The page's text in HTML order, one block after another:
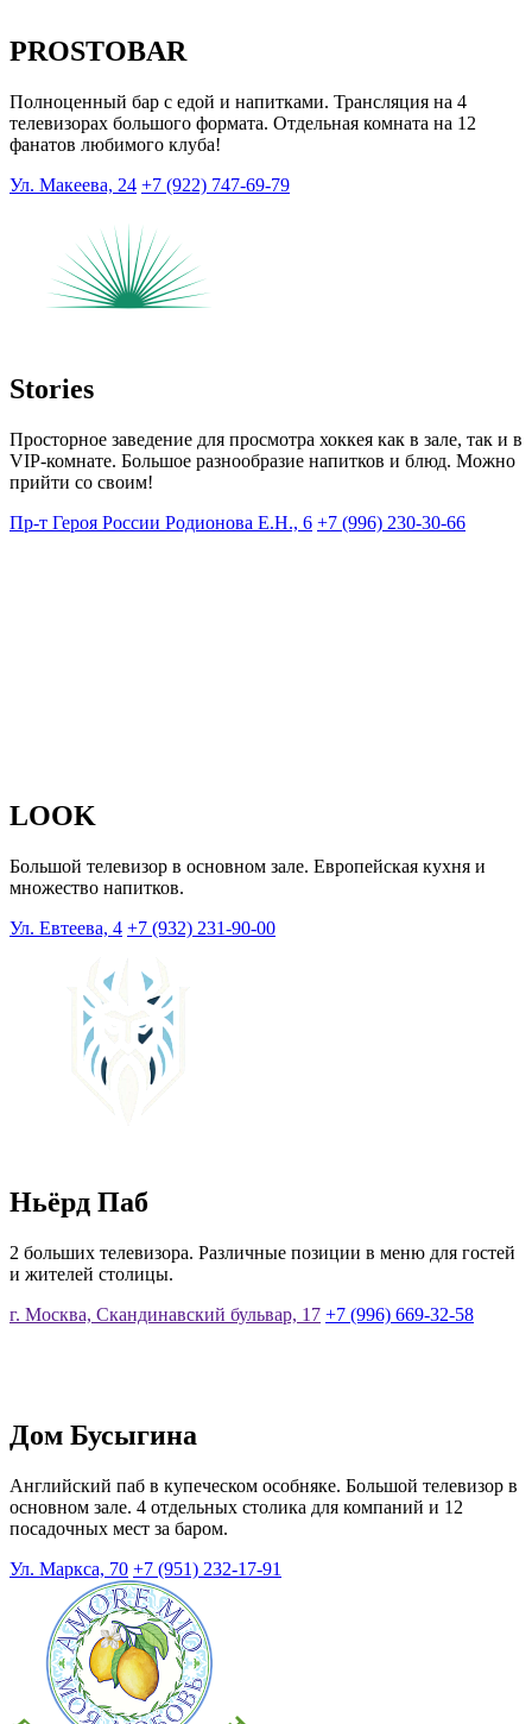
PROSTOBAR
Полноценный бар с едой и напитками. Трансляция на 4
телевизорах большого формата. Отдельная комната на 12
фанатов любимого клуба!
Ул. Макеева, 24 +7 (922) 747-69-79
Stories
Просторное заведение для просмотра хоккея как в зале, так и в
VIP-комнате. Большое разнообразие напитков и блюд. Можно
прийти со своим!
Пр-т ​Героя России Родионова Е.Н., 6 +7 (996) 230-30-66
LOOK
Большой телевизор в основном зале. Европейская кухня и
множество напитков.
Ул. Евтеева, 4 +7 (932) 231-90-00
Ньёрд Паб
2 больших телевизора. Различные позиции в меню для гостей
и жителей столицы.
г. Москва, Скандинавский бульвар, 17 +7 (996) 669-32-58
Дом Бусыгина
Английский паб в купеческом особняке. Большой телевизор в
основном зале. 4 отдельных столика для компаний и 12
посадочных мест за баром.
Ул. Маркса, 70 +7 (951) 232-17-91